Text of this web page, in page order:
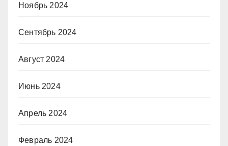
Ноябрь 2024
Сентябрь 2024
Август 2024
Июнь 2024
Апрель 2024
Февраль 2024